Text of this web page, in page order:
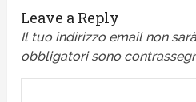
Leave a Reply
Il tuo indirizzo email non
obbligatori sono